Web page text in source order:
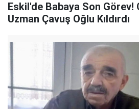
Eskil'de Babaya Son Görev!
Uzman Çavuş Oğlu Kıldırdı